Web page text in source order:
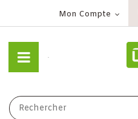
Mon Compte